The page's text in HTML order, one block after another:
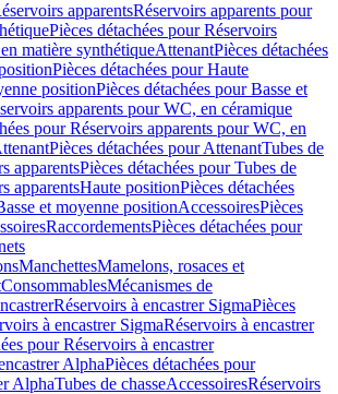
apparentsRéservoirs apparents pour
Pièces détachées pour Réservoirs
matière synthétiqueAttenantPièces détachées
Pièces détachées pour Haute
positionPièces détachées pour Basse et
apparents pour WC, en céramique
pour Réservoirs apparents pour WC, en
Pièces détachées pour AttenantTubes de
apparentsPièces détachées pour Tubes de
apparentsHaute positionPièces détachées
et moyenne positionAccessoiresPièces
RaccordementsPièces détachées pour
ManchettesMamelons, rosaces et
ConsommablesMécanismes de
Réservoirs à encastrer SigmaPièces
à encastrer SigmaRéservoirs à encastrer
pour Réservoirs à encastrer
AlphaPièces détachées pour
AlphaTubes de chasseAccessoiresRéservoirs